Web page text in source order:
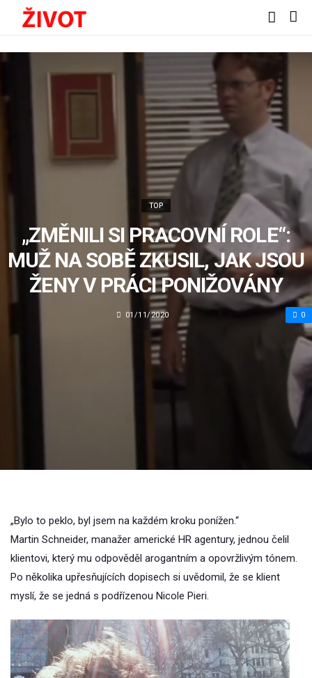
TOP
„ZMĚNILI SI PRACOVNÍ ROLE“:
MUŽ NA SOBĚ ZKUSIL, JAK JSOU
ŽENY V PRÁCI PONIŽOVÁNY
01/11/2020 0
„Bylo to peklo, byl jsem na každém kroku ponížen.“
Martin Schneider, manažer americké HR agentury, jednou čelil
klientovi, který mu odpověděl arogantním a opovržlivým tónem.
Po několika upřesňujících dopisech si uvědomil, že se klient
myslí, že se jedná s podřízenou Nicole Pieri.